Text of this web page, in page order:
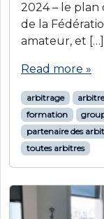
2024 – le plan
de la
amateur, et […]
Read more »
arbitrage
formation
partenaire des
toutes arbitres